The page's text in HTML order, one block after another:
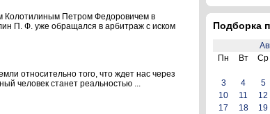
Колотилиным Петром Федоровичем в
П. Ф. уже обращался в арбитраж с иском
относительно того, что ждет нас через
человек станет реальностью ...
Подборка
Пн
Вт Ср
3 4
5
10
11
12
17
18
19